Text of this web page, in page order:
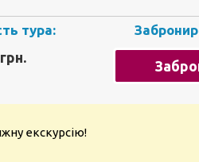
тура:
екскурсію!